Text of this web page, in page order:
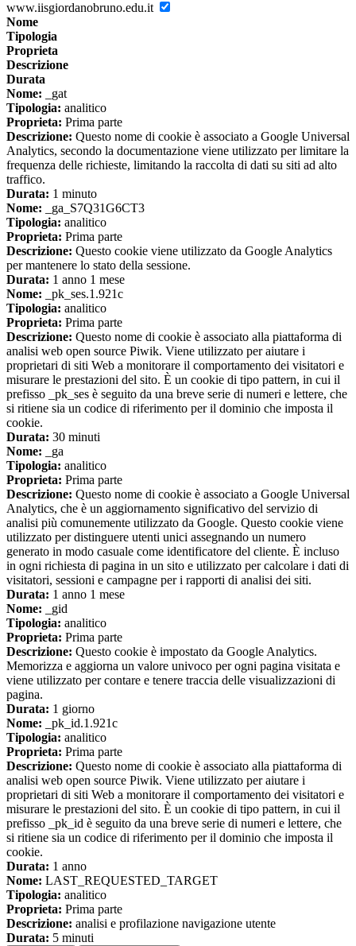
www.iisgiordanobruno.edu.it
Nome
Tipologia
Proprieta
Descrizione
Durata
Nome: _gat
Tipologia: analitico
Proprieta: Prima parte
Descrizione: Questo nome di cookie è associato a Google Universal
Analytics, secondo la documentazione viene utilizzato per limitare la
frequenza delle richieste, limitando la raccolta di dati su siti ad alto
traffico.
Durata: 1 minuto
Nome: _ga_S7Q31G6CT3
Tipologia: analitico
Proprieta: Prima parte
Descrizione: Questo cookie viene utilizzato da Google Analytics
per mantenere lo stato della sessione.
Durata: 1 anno 1 mese
Nome: _pk_ses.1.921c
Tipologia: analitico
Proprieta: Prima parte
Descrizione: Questo nome di cookie è associato alla piattaforma di
analisi web open source Piwik. Viene utilizzato per aiutare i
proprietari di siti Web a monitorare il comportamento dei visitatori e
misurare le prestazioni del sito. È un cookie di tipo pattern, in cui il
prefisso _pk_ses è seguito da una breve serie di numeri e lettere, che
si ritiene sia un codice di riferimento per il dominio che imposta il
cookie.
Durata: 30 minuti
Nome: _ga
Tipologia: analitico
Proprieta: Prima parte
Descrizione: Questo nome di cookie è associato a Google Universal
Analytics, che è un aggiornamento significativo del servizio di
analisi più comunemente utilizzato da Google. Questo cookie viene
utilizzato per distinguere utenti unici assegnando un numero
generato in modo casuale come identificatore del cliente. È incluso
in ogni richiesta di pagina in un sito e utilizzato per calcolare i dati di
visitatori, sessioni e campagne per i rapporti di analisi dei siti.
Durata: 1 anno 1 mese
Nome: _gid
Tipologia: analitico
Proprieta: Prima parte
Descrizione: Questo cookie è impostato da Google Analytics.
Memorizza e aggiorna un valore univoco per ogni pagina visitata e
viene utilizzato per contare e tenere traccia delle visualizzazioni di
pagina.
Durata: 1 giorno
Nome: _pk_id.1.921c
Tipologia: analitico
Proprieta: Prima parte
Descrizione: Questo nome di cookie è associato alla piattaforma di
analisi web open source Piwik. Viene utilizzato per aiutare i
proprietari di siti Web a monitorare il comportamento dei visitatori e
misurare le prestazioni del sito. È un cookie di tipo pattern, in cui il
prefisso _pk_id è seguito da una breve serie di numeri e lettere, che
si ritiene sia un codice di riferimento per il dominio che imposta il
cookie.
Durata: 1 anno
Nome: LAST_REQUESTED_TARGET
Tipologia: analitico
Proprieta: Prima parte
Descrizione: analisi e profilazione navigazione utente
Durata: 5 minuti